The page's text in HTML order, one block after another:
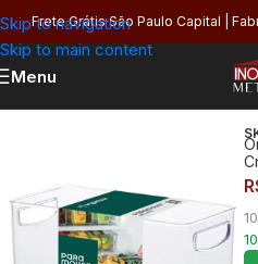
Skip to navigation
Skip to main content
Frete Grátis São Paulo Capital |
Menu